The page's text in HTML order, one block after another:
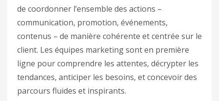
de coordonner l’ensemble des actions –
communication, promotion, événements,
contenus – de manière cohérente et centrée sur le
client. Les équipes marketing sont en première
ligne pour comprendre les attentes, décrypter les
tendances, anticiper les besoins, et concevoir des
parcours fluides et inspirants.